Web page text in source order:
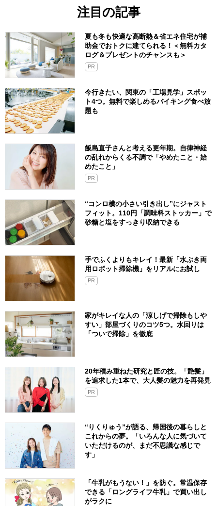
注目の記事
夏も冬も快適な高断熱＆省エネ住宅が補
助金でおトクに建てられる！＜無料カタ
ログ＆プレゼントのチャンスも＞
PR
今行きたい、関東の「工場見学」スポッ
ト4つ。無料で楽しめるバイキング食べ放
題も
飯島直子さんと考える更年期。自律神経
の乱れからくる不調で「やめたこと・始
めたこと」
PR
“コンロ横の小さい引き出し”にジャスト
フィット。110円「調味料ストッカー」で
砂糖と塩をすっきり収納できる
手でふくよりもキレイ！最新「水ぶき両
用ロボット掃除機」をリアルにお試し
PR
家がキレイな人の「涼しげで掃除もしや
すい」部屋づくりのコツ5つ。水回りは
「ついで掃除」を徹底
20年積み重ねた研究と匠の技。「艶髪」
を追求した1本で、大人髪の魅力を再発見
PR
“りくりゅう”が語る、帰国後の暮らしと
これからの夢。「いろんな人に気づいて
いただけるのが、まだ不思議な感じで
す」
「牛乳がもうない！」を防ぐ。常温保存
できる「ロングライフ牛乳」で買い出し
がラクに